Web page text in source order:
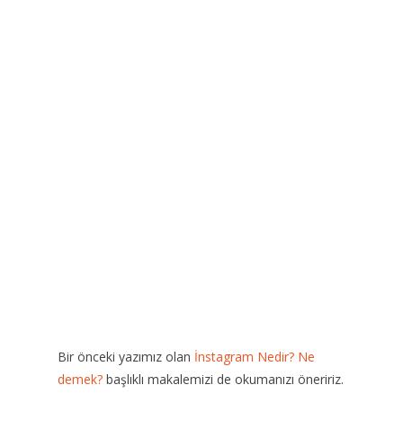
Bir önceki yazımız olan İnstagram Nedir? Ne
demek? başlıklı makalemizi de okumanızı öneririz.